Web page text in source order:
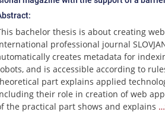
bachelor thesis is about creating
professional journal
creates metadata for
and is accessible according to
part explains applied
their role in creation of web
the practical part shows and explains